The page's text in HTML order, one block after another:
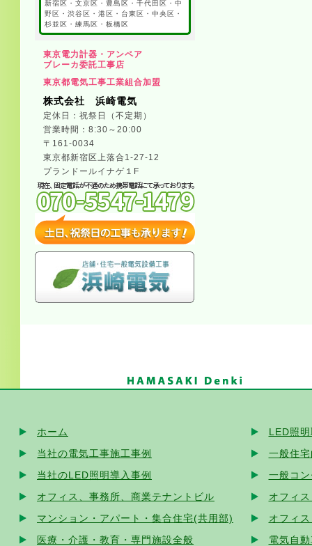
新宿区・文京区・豊島区・千代田区・中
野区・渋谷区・港区・台東区・中央区・
杉並区・練馬区・板橋区
東京電力計器・アンペア
ブレーカ委託工事店
東京都電気工事工業組合加盟
株式会社 浜崎電気
定休日：祝祭日（不定期）
営業時間：8:30～20:00
〒161-0034
東京都新宿区上落合1-27-12
プランドールイナゲ１F
ホーム
当社の電気工事施工事例
当社のLED照明導入事例
オフィス、事務所、商業テナントビル
マンション・アパート・集合住宅(共用部)
医療・介護・教育・専門施設全般
LED照
一般住
一般コ
オフィ
オフィ
電気自